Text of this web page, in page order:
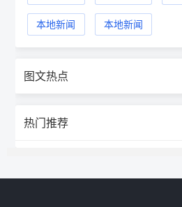
本地新闻 本地新闻
图文热点
热门推荐